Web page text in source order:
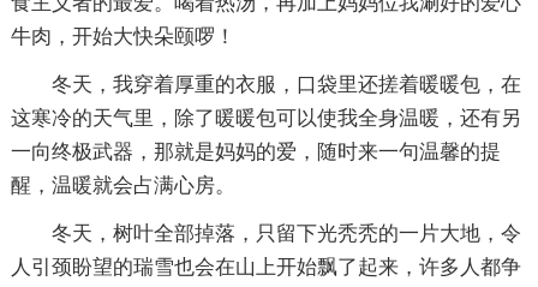
牛肉，开始大快朵颐啰！
冬天，我穿着厚重的衣服，口袋里还搓着暖暖包，在
这寒冷的天气里，除了暖暖包可以使我全身温暖，还有另
一向终极武器，那就是妈妈的爱，随时来一句温馨的提
醒，温暖就会占满心房。
冬天，树叶全部掉落，只留下光秃秃的一片大地，令
人引颈盼望的瑞雪也会在山上开始飘了起来，许多人都争